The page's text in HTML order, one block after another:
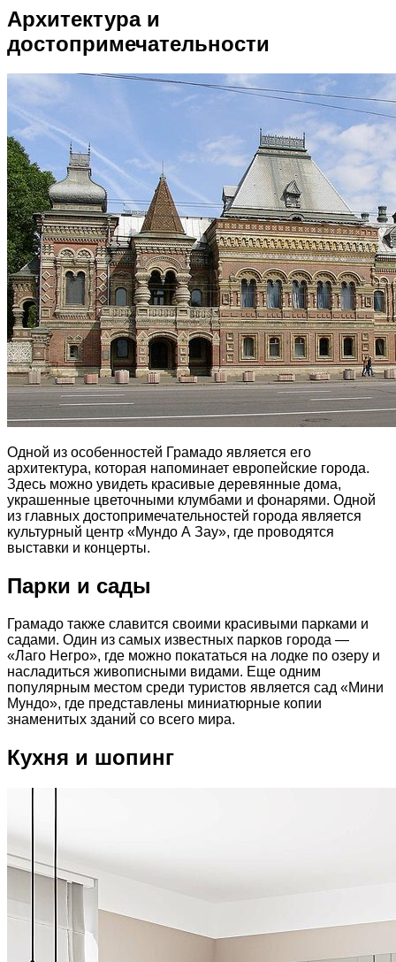
Архитектура и
достопримечательности
Одной из особенностей Грамадо является его
архитектура, которая напоминает европейские города.
Здесь можно увидеть красивые деревянные дома,
украшенные цветочными клумбами и фонарями. Одной
из главных достопримечательностей города является
культурный центр «Мундо А Зау», где проводятся
выставки и концерты.
Парки и сады
Грамадо также славится своими красивыми парками и
садами. Один из самых известных парков города —
«Лаго Негро», где можно покататься на лодке по озеру и
насладиться живописными видами. Еще одним
популярным местом среди туристов является сад «Мини
Мундо», где представлены миниатюрные копии
знаменитых зданий со всего мира.
Кухня и шопинг